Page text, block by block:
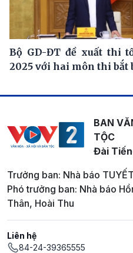
Bộ GD-ĐT đề xuất thi
2025 với hai môn thi bắt
BAN
TỘC
Đài
Trưởng ban: Nhà báo
Phó trưởng ban: Nhà báo
Thân, Hoài Thu
Liên hệ
84-24-39365555